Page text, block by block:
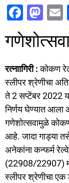
F
c
e
b
o
o
k
M
st
o
d
o
n
l
रत्नाागिरी :कोकण
स्लीपर श्रेणीचा
ते 2 सप्टेंबर 2022
निर्णय घेण्यात आला
गणेशोत्सवामुळे कोकण
आहे. जादा गाड्या
अनेकांना कन्फर्म
(22908/22907)
स्लीपर श्रेणीचा